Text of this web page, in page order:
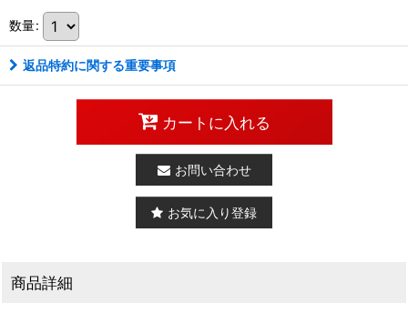
数量:
返品特約に関する重要事項
カートに入れる
お問い合わせ
お気に入り登録
商品詳細